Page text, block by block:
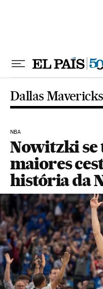
Dallas Mavericks
NBA
Nowitzki se
maiores
história da